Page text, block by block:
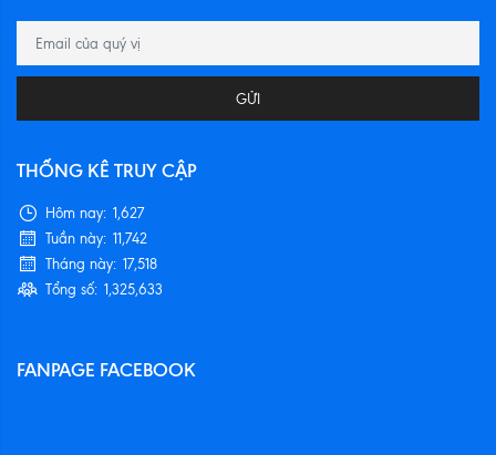
GỬI
THỐNG KÊ TRUY CẬP
Hôm nay: 1,627
Tuần này: 11,742
Tháng này: 17,518
Tổng số: 1,325,633
FANPAGE FACEBOOK